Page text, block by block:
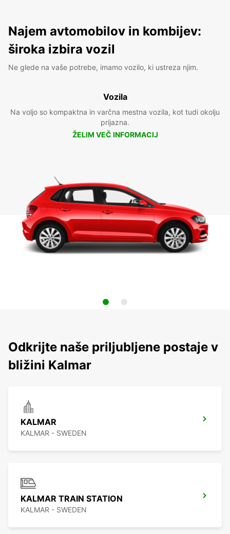
Najem avtomobilov in kombijev:
široka izbira vozil
Ne glede na vaše potrebe, imamo vozilo, ki ustreza njim.
Vozila
Na voljo so kompaktna in varčna mestna vozila, kot tudi okolju
prijazna.
ŽELIM VEČ INFORMACIJ
Odkrijte naše priljubljene postaje v
bližini Kalmar
KALMAR
KALMAR - SWEDEN
KALMAR TRAIN STATION
KALMAR - SWEDEN